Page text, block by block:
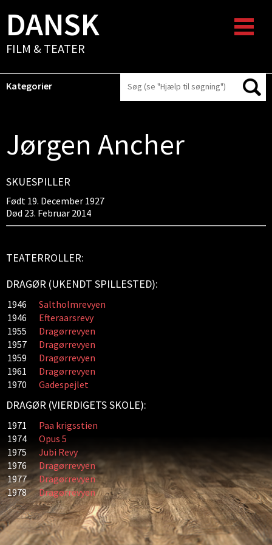
DANSK
FILM & TEATER
Kategorier
Jørgen Ancher
SKUESPILLER
Født 19. December 1927
Død 23. Februar 2014
TEATERROLLER:
DRAGØR (UKENDT SPILLESTED):
1946
Saltholmrevyen
1946
Efteraarsrevy
1955
Dragørrevyen
1957
Dragørrevyen
1959
Dragørrevyen
1961
Dragørrevyen
1970
Gadespejlet
DRAGØR (VIERDIGETS SKOLE):
1971
Paa krigsstien
1974
Opus 5
1975
Jubi Revy
1976
Dragørrevyen
1977
Dragørrevyen
1978
Dragørrevyen